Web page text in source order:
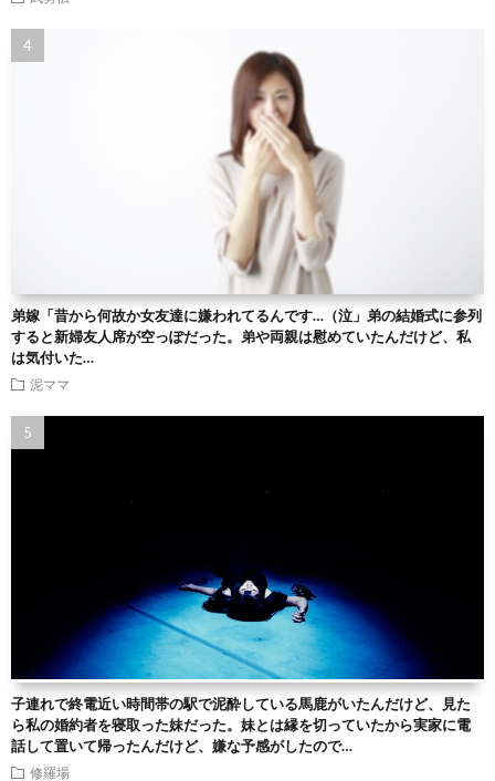
弟嫁「昔から何故か女友達に嫌われてるんです…（泣」弟の結婚式に参列
すると新婦友人席が空っぽだった。弟や両親は慰めていたんだけど、私
は気付いた…
泥ママ
子連れで終電近い時間帯の駅で泥酔している馬鹿がいたんだけど、見た
ら私の婚約者を寝取った妹だった。妹とは縁を切っていたから実家に電
話して置いて帰ったんだけど、嫌な予感がしたので…
修羅場